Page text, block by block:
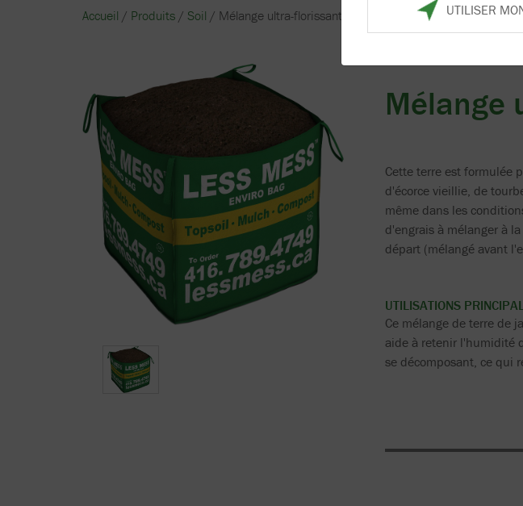
Accueil / Produits / Soil / Mélange ultra-florissant
Mélange
Cette terre est formulée
d'écorce vieillie, de
même dans les
d'engrais à mélanger à
départ (mélangé avant
UTILISATIONS
Ce mélange de terre de
aide à retenir l'humidité
se décomposant, ce qui
UTILISER